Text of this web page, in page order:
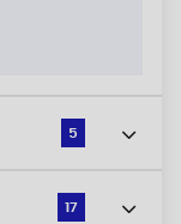
5
17